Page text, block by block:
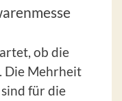
ob die
Die Mehrheit
für die